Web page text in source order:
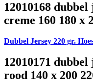
12010168
creme 160 180 x
Dubbel Jersey 220 gr.
12010171
rood 140 x 200